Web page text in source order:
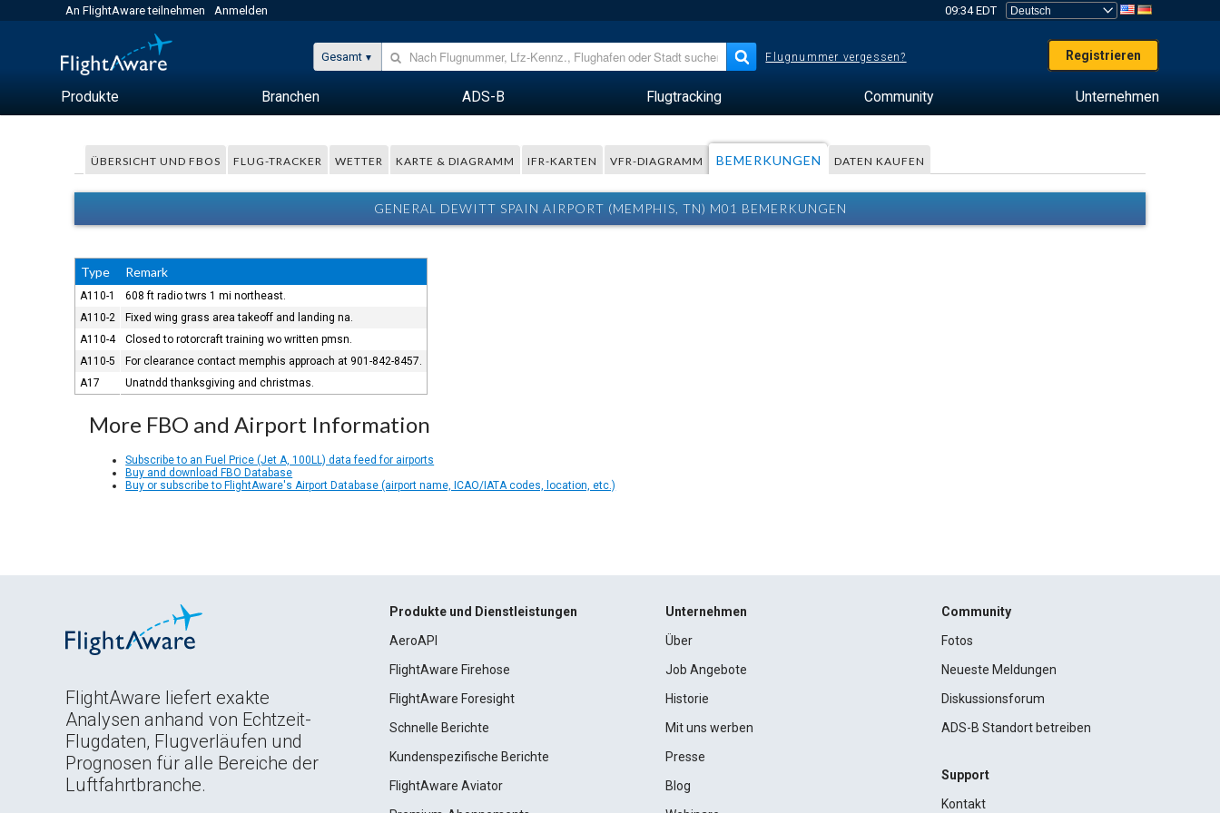
An FlightAware teilnehmen Anmelden 09:34 EDT
Gesamt Flugnummer vergessen? Registrieren
Produkte Branchen ADS-B Flugtracking Community Unternehmen
ÜBERSICHT UND FBOS FLUG-TRACKER WETTER KARTE & DIAGRAMM IFR-KARTEN VFR-DIAGRAMM BEMERKUNGEN DATEN KAUFEN
GENERAL DEWITT SPAIN AIRPORT (MEMPHIS, TN) M01 BEMERKUNGEN
Type Remark
A110-1
608 ft radio twrs 1 mi northeast.
A110-2
Fixed wing grass area takeoff and landing na.
A110-4
Closed to rotorcraft training wo written pmsn.
A110-5
For clearance contact memphis approach at 901-842-8457.
A17
Unatndd thanksgiving and christmas.
More FBO and Airport Information
Subscribe to an Fuel Price (Jet A, 100LL) data feed for airports
Buy and download FBO Database
Buy or subscribe to FlightAware's Airport Database (airport name, ICAO/IATA codes, location, etc.)
FlightAware liefert exakte
Analysen anhand von Echtzeit-
Flugdaten, Flugverläufen und
Prognosen für alle Bereiche der
Luftfahrtbranche.
Produkte und Dienstleistungen
AeroAPI
FlightAware Firehose
FlightAware Foresight
Schnelle Berichte
Kundenspezifische Berichte
FlightAware Aviator
Unternehmen
Über
Job Angebote
Historie
Mit uns werben
Presse
Blog
Community
Fotos
Neueste Meldungen
Diskussionsforum
ADS-B Standort betreiben
Support
Kontakt